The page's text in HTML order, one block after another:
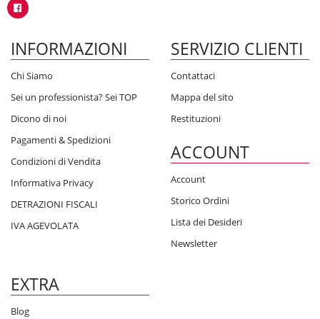
INFORMAZIONI
Chi Siamo
Sei un professionista? Sei TOP
Dicono di noi
Pagamenti & Spedizioni
Condizioni di Vendita
Informativa Privacy
DETRAZIONI FISCALI
IVA AGEVOLATA
SERVIZIO CLIENTI
Contattaci
Mappa del sito
Restituzioni
ACCOUNT
Account
Storico Ordini
Lista dei Desideri
Newsletter
EXTRA
Blog